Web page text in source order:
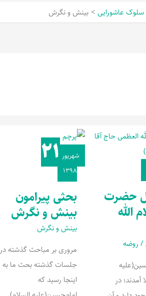
سلوک عاشورایی بینش و نگرش
حضرت
الله
/ روضه
آمدند؛ در
شهریور ۲۱
۱۳۹۸
بحثی پیرامون
بینش و نگرش
بینش و نگرش
مروری بر مباحث گذشته در
جلسات گذشته بحث ما به
اینجا رسید که
بحثی
پیرامون
بینش
نگرش